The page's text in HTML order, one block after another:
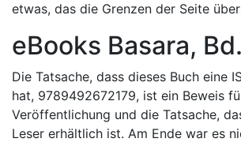
etwas, das die Grenzen der Seite
eBooks Basara,
Die Tatsache, dass dieses Buch eine
hat, 9789492672179, ist ein Beweis
Veröffentlichung und die Tatsache,
Leser erhältlich ist. Am Ende war es